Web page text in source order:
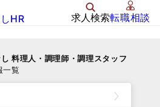
HR 求人検索転職相談
料理人・調理師・調理スタッフ
一覧